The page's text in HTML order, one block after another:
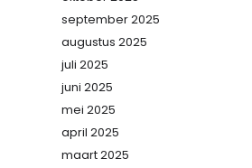
september 2025
augustus 2025
juli 2025
juni 2025
mei 2025
april 2025
maart 2025